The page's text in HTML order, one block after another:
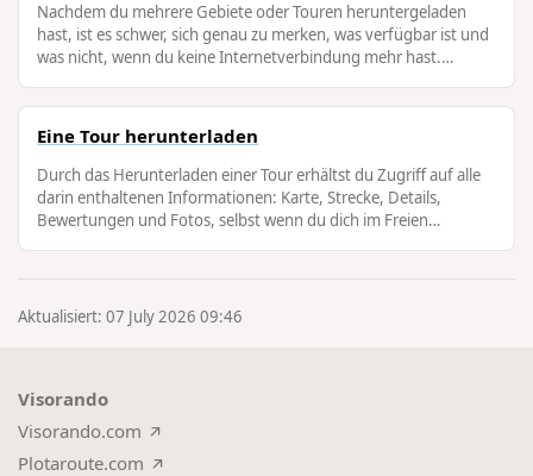
Nachdem du mehrere Gebiete oder Touren heruntergeladen
hast, ist es schwer, sich genau zu merken, was verfügbar ist und
was nicht, wenn du keine Internetverbindung mehr hast.
Eine Tour herunterladen
Durch das Herunterladen einer Tour erhältst du Zugriff auf alle
darin enthaltenen Informationen: Karte, Strecke, Details,
Bewertungen und Fotos, selbst wenn du dich im Freien
Aktualisiert: 07 July 2026 09:46
Visorando
Visorando.com
Plotaroute.com